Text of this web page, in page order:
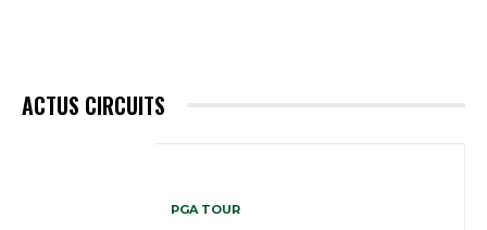
ACTUS CIRCUITS
PGA TOUR